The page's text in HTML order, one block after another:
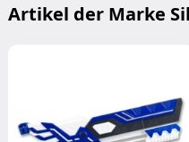
Artikel der Marke